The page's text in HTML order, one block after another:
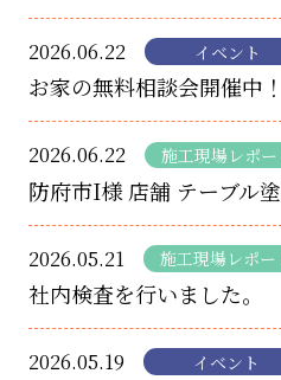
2026.06.22 イベント
お家の無料相談会開催中！
2026.06.22 施工現場レポー
防府市I様 店舗 テーブル
2026.05.21 施工現場レポー
社内検査を行いました。
2026.05.19 イベント